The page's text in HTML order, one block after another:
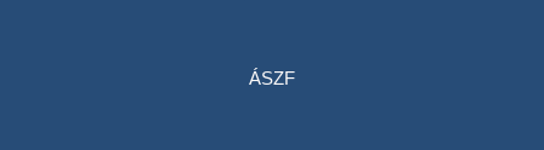
ÁSZF